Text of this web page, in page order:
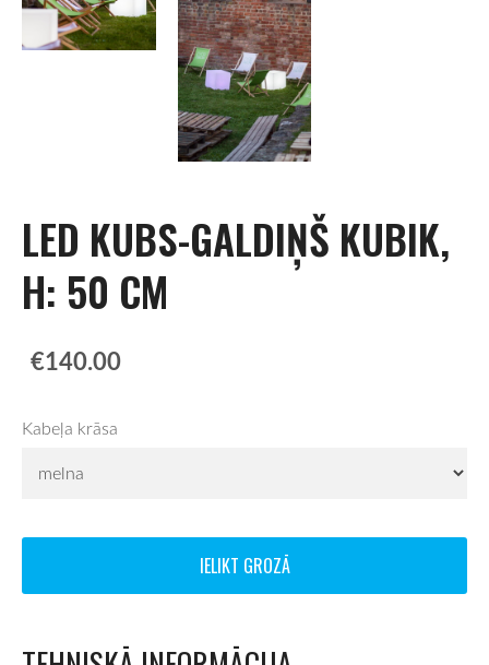
LED KUBS-GALDIŅŠ KUBIK,
H: 50 CM
€140.00
Kabeļa krāsa
IELIKT GROZĀ